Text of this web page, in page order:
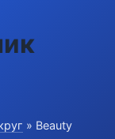
» Beauty